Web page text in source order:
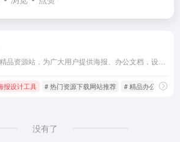
报设计工具 # 热门资源下载网站推荐 # 精品办公文档下
没有了